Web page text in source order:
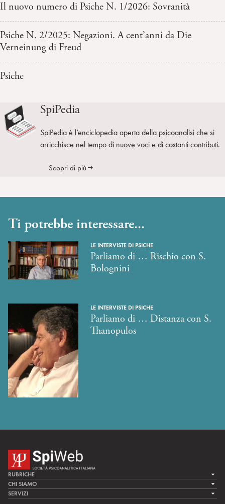
Il nuovo numero di Psiche N. 1/2026: Sovranità
Psiche N. 2/2025: Negazioni. A cent’anni da Die
Verneinung di Freud
Psiche
SpiPedia
SpiPedia è l’enciclopedia aperta della psicoanalisi che si
arricchisce nel tempo di nuove voci e di costanti contributi.
Scopri di più
Ti potrebbe interessare...
LE INTERVISTE DI PSICHE
Parliamo di … Rischio con S.
Bolognini
LE INTERVISTE DI PSICHE
Parliamo di … Distanza con S.
Thanopulos
RUBRICHE
LA CURA
LA RICERCA
CHI SIAMO
LA SPI
SERVIZI